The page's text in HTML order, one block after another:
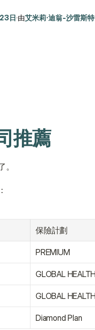
日·由艾米莉·迪翁-沙雷斯特
推薦
。
保險計劃
PREMIUM
GLOBAL HEALTH
GLOBAL
Diamond Plan